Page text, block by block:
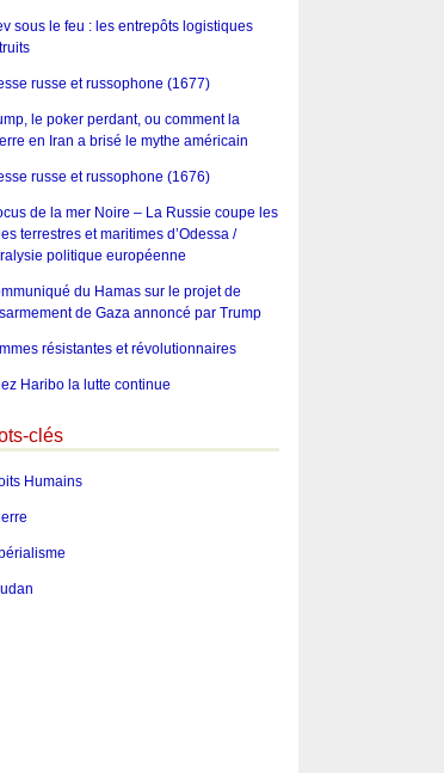
sous le feu : les entrepôts logistiques
russe et russophone (1677)
le poker perdant, ou comment la
en Iran a brisé le mythe américain
russe et russophone (1676)
de la mer Noire – La Russie coupe les
terrestres et maritimes d’Odessa /
politique européenne
du Hamas sur le projet de
de Gaza annoncé par Trump
résistantes et révolutionnaires
Haribo la lutte continue
clés
Humains